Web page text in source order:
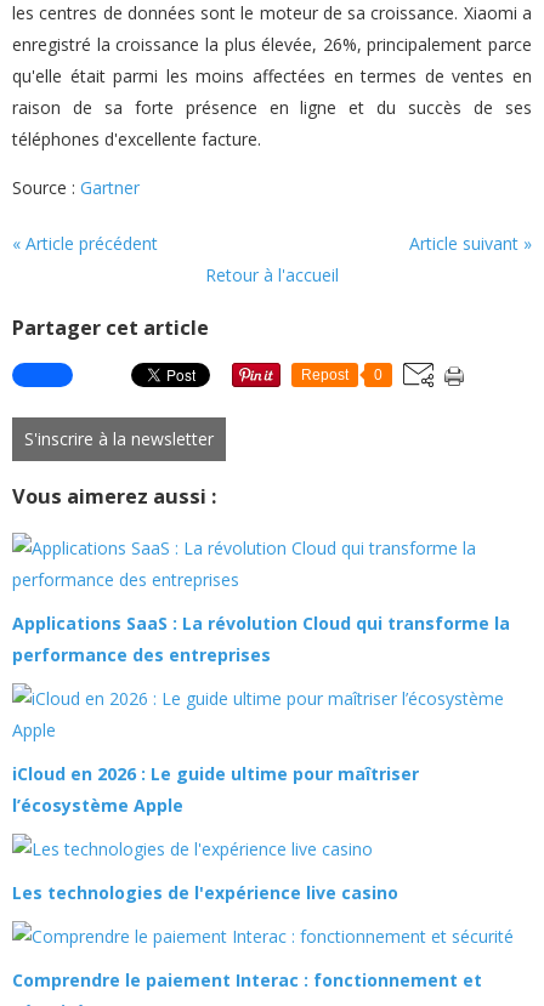
les centres de données sont le moteur de sa croissance. Xiaomi a
enregistré la croissance la plus élevée, 26%, principalement parce
qu'elle était parmi les moins affectées en termes de ventes en
raison de sa forte présence en ligne et du succès de ses
téléphones d'excellente facture.
Source : Gartner
« Article précédent
Article suivant »
Retour à l'accueil
Partager cet article
Repost 0
S'inscrire à la newsletter
Vous aimerez aussi :
Applications SaaS : La révolution Cloud qui transforme la
performance des entreprises
iCloud en 2026 : Le guide ultime pour maîtriser
l’écosystème Apple
Les technologies de l'expérience live casino
Comprendre le paiement Interac : fonctionnement et